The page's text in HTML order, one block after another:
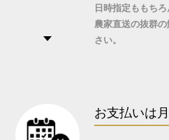
日時指定ももちろ
農家直送の抜群
さい。
お支払いは